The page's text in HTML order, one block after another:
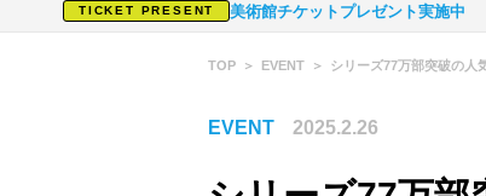
TICKET PRESENT 美術館チケットプレゼント実施中
TOP EVENT シリーズ77万部突破の人
EVENT 2025.2.26